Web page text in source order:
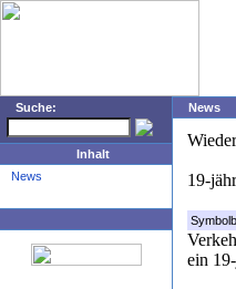
Suche:
Inhalt
News
News
19-
ein